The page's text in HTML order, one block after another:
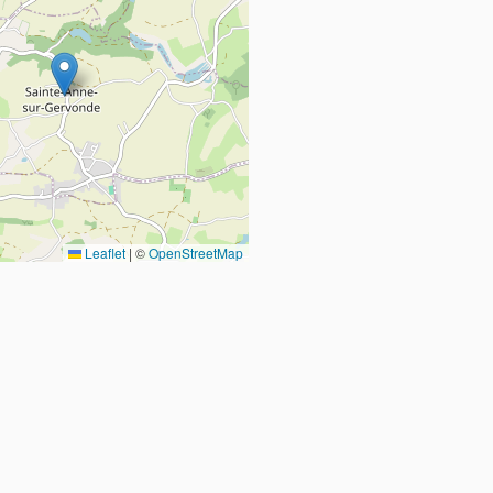
Leaflet | ©OpenStreetMap